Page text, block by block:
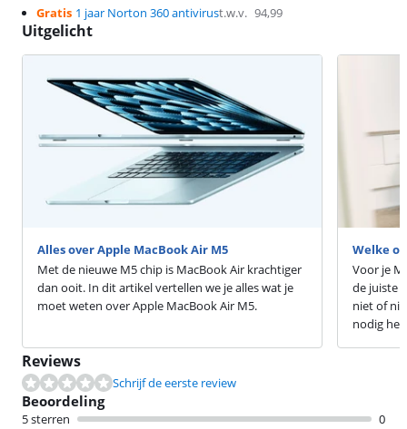
Gratis 1 jaar Norton 360 antivirust.w.v. 94,99
Uitgelicht
Alles over Apple MacBook Air M5
Met de nieuwe M5 chip is MacBook Air krachtiger
dan ooit. In dit artikel vertellen we je alles wat je
moet weten over Apple MacBook Air M5.
Welke
Voor je
de juiste
niet of
nodig
Reviews
Schrijf de eerste review
Beoordeling
5 sterren
0